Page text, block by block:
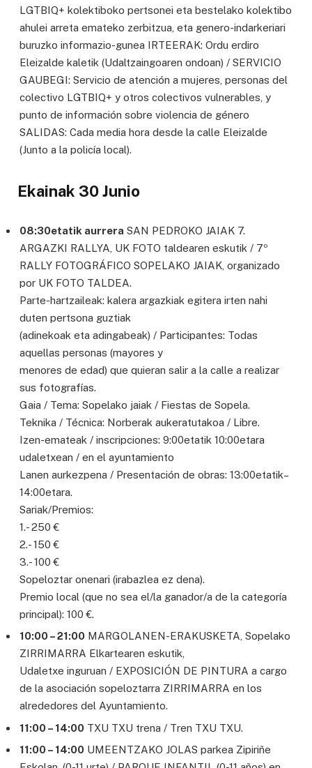
LGTBIQ+ kolektiboko pertsonei eta bestelako kolektibo
ahulei arreta emateko zerbitzua, eta genero-indarkeriari
buruzko informazio-gunea IRTEERAK: Ordu erdiro
Eleizalde kaletik (Udaltzaingoaren ondoan) / SERVICIO
GAUBEGI: Servicio de atención a mujeres, personas del
colectivo LGTBIQ+ y otros colectivos vulnerables, y
punto de información sobre violencia de género
SALIDAS: Cada media hora desde la calle Eleizalde
(Junto a la policía local).
Ekainak 30 Junio
08:30etatik aurrera SAN PEDROKO JAIAK 7.
ARGAZKI RALLYA, UK FOTO taldearen eskutik / 7º
RALLY FOTOGRÁFICO SOPELAKO JAIAK, organizado
por UK FOTO TALDEA.
Parte-hartzaileak: kalera argazkiak egitera irten nahi
duten pertsona guztiak
(adinekoak eta adingabeak) / Participantes: Todas
aquellas personas (mayores y
menores de edad) que quieran salir a la calle a realizar
sus fotografías.
Gaia / Tema: Sopelako jaiak / Fiestas de Sopela.
Teknika / Técnica: Norberak aukeratutakoa / Libre.
Izen-emateak / inscripciones: 9:00etatik 10:00etara
udaletxean / en el ayuntamiento
Lanen aurkezpena / Presentación de obras: 13:00etatik–
14:00etara.
Sariak/Premios:
1.- 250 €
2.- 150 €
3.- 100 €
Sopeloztar onenari (irabazlea ez dena).
Premio local (que no sea el/la ganador/a de la categoría
principal): 100 €.
10:00 – 21:00 MARGOLANEN-ERAKUSKETA, Sopelako
ZIRRIMARRA Elkartearen eskutik,
Udaletxe inguruan / EXPOSICIÓN DE PINTURA a cargo
de la asociación sopeloztarra ZIRRIMARRA en los
alrededores del Ayuntamiento.
11:00 – 14:00 TXU TXU trena / Tren TXU TXU.
11:00 – 14:00 UMEENTZAKO JOLAS parkea Zipiriñe